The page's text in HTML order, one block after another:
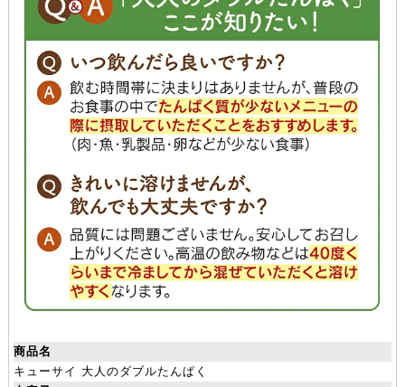
商品名
キューサイ 大人のダブルたんぱく